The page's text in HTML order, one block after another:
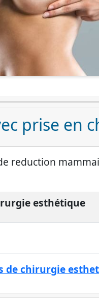
prise en
reduction
esthétique
de chirurgie